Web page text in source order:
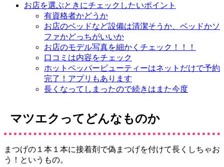
お店を選ぶときにチェックしたいポイント
有資格者かどうか
お店のベッドなど設備は清潔そうか、ベッドかソ
ファかどっちがいいか
お店のモデル写真を細かくチェック！！！
口コミは内容をチェック
ホットペッパービューティーはネットだけで予約
完了！アプリもあります
長くなってしまったので続きはまた今度
マツエクってどんなものか
まつげの１本１本に接着剤で偽まつげを付けて長くしちゃお
う！というもの。